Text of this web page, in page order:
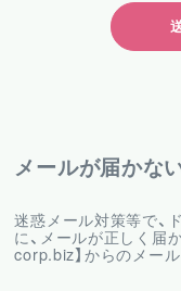
メールが届かな
迷惑メール対策等で、
に、メールが正しく届
corp.biz】からのメー